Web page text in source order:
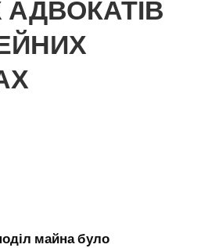
майна було